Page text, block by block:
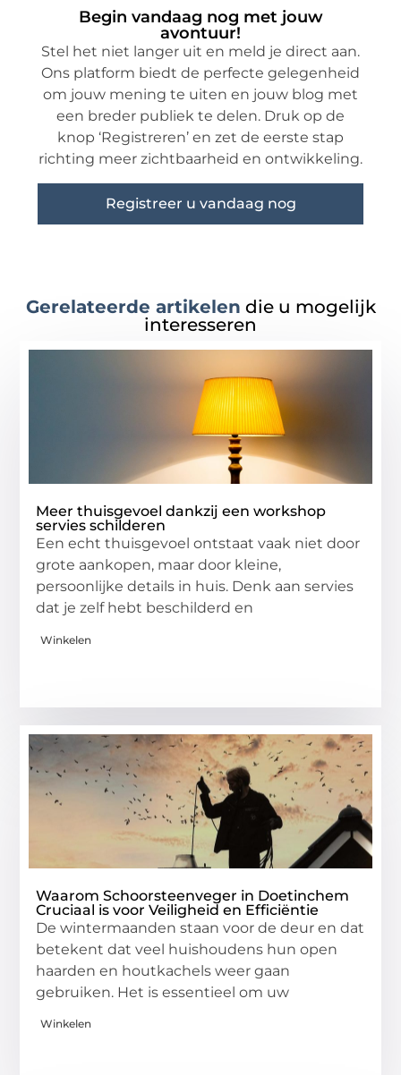
Begin vandaag nog met jouw
avontuur!
Stel het niet langer uit en meld je direct aan.
Ons platform biedt de perfecte gelegenheid
om jouw mening te uiten en jouw blog met
een breder publiek te delen. Druk op de
knop ‘Registreren’ en zet de eerste stap
richting meer zichtbaarheid en ontwikkeling.
Registreer u vandaag nog
Gerelateerde artikelen die u mogelijk
interesseren
Meer thuisgevoel dankzij een workshop
servies schilderen
Een echt thuisgevoel ontstaat vaak niet door
grote aankopen, maar door kleine,
persoonlijke details in huis. Denk aan servies
dat je zelf hebt beschilderd en
Winkelen
Waarom Schoorsteenveger in Doetinchem
Cruciaal is voor Veiligheid en Efficiëntie
De wintermaanden staan voor de deur en dat
betekent dat veel huishoudens hun open
haarden en houtkachels weer gaan
gebruiken. Het is essentieel om uw
Winkelen